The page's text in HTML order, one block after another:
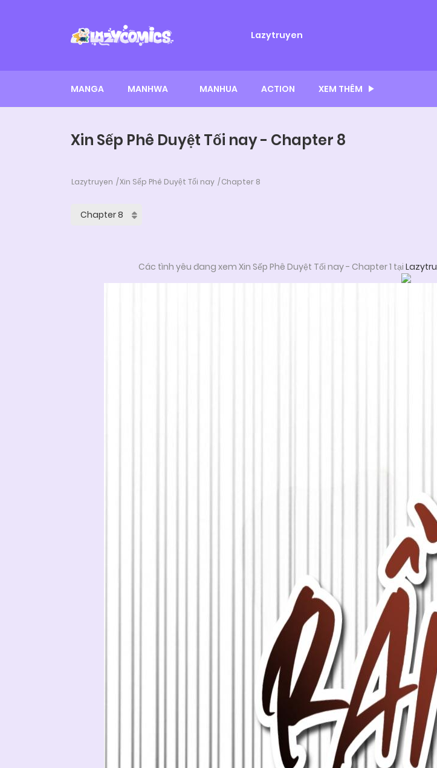
Lazytruyen
MANGA MANHWA MANHUA ACTION XEM THÊM
Xin Sếp Phê Duyệt Tối nay - Chapter 8
Lazytruyen Xin Sếp Phê Duyệt Tối nay Chapter 8
Các tình yêu đang xem Xin Sếp Phê Duyệt Tối nay - Chapter 1 tại